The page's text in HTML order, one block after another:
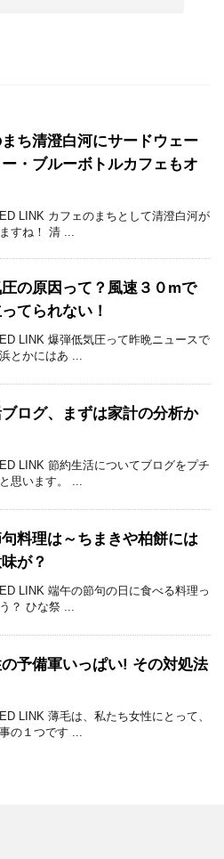
ち清澄白河にサードウェー
・ブルーボトルカフェもオ
LINK カフェのまちとして清澄白河が
すね！ 清 ...
の原因って？風速３０mで
てられない！
LINK 爆弾低気圧って昨晩ニュースで
とかにはあ ...
ログ、まずは家計の分析か
LINK 節約生活についてブログをプチ
思います。 ...
料理は～ちまきや柏餅には
が？
LINK 端午の節句の日に食べる料理っ
？ ひな祭 ...
予備軍いっぱい! その対処法
LINK 薄毛は、私たち女性にとって、
の１つです ...